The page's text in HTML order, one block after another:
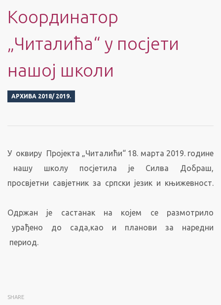
Координатор
„Читалића“ у посјети
нашој школи
АРХИВА 2018/ 2019.
У оквиру Пројекта „Читалићи“ 18. марта 2019. године
нашу школу посјетила је Силва Добраш,
просвјетни савјетник за српски језик и књижевност.
Одржан је састанак на којем се размотрило
урађено до сада,као и планови за наредни
период.
SHARE